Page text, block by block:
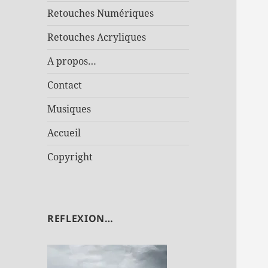
Retouches Numériques
Retouches Acryliques
A propos…
Contact
Musiques
Accueil
Copyright
REFLEXION…